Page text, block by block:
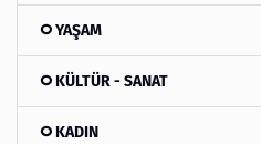
YAŞAM
KÜLTÜR - SANAT
KADIN